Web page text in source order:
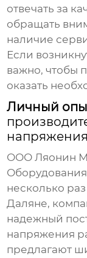
отвечать за
обращать
наличие
Если
важно, чтобы
оказать
Личный
напряжения
ООО Ляонин
Оборудования
несколько
Даляне,
надежный
напряжения
предлагают